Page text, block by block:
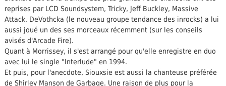
reprises par LCD Soundsystem, Tricky, Jeff Buckley, Massive
Attack. DeVothcka (le nouveau groupe tendance des inrocks) a lui
aussi joué un des ses morceaux récemment (sur les conseils
avisés d'Arcade Fire).
Quant à Morrissey, il s'est arrangé pour qu'elle enregistre en duo
avec lui le single "Interlude" en 1994.
Et puis, pour l'anecdote, Siouxsie est aussi la chanteuse préférée
de Shirley Manson de Garbage. Une raison de plus pour la